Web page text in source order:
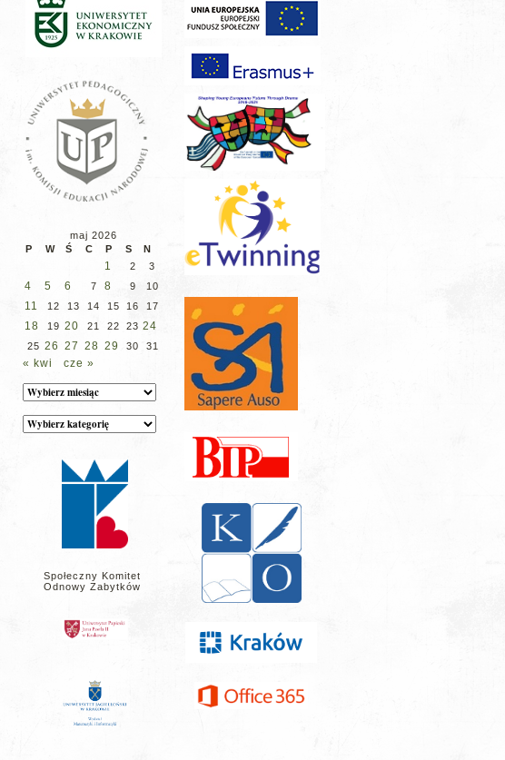
maj 2026
P
W Ś C P S N
1 2 3
4 5 6 7 8 9 10
11 12 13 14 15 16 17
18 19 20 21 22 23 24
25 26 27 28 29 30 31
« kwi cze »
Archiwum
Kategorie
wpisów
Społeczny Komitet
Odnowy Zabytków